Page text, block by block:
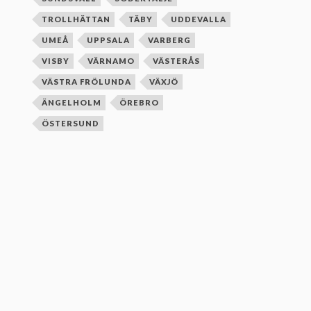
TROLLHÄTTAN TÄBY UDDEVALLA
UMEÅ UPPSALA VARBERG
VISBY VÄRNAMO VÄSTERÅS
VÄSTRA FRÖLUNDA VÄXJÖ
ÄNGELHOLM ÖREBRO
ÖSTERSUND